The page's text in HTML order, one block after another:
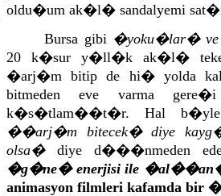
oldu�um ak�l� sandalyemi
Bursa gibi �yoku�lar�
20 k�sur y�ll�k ak�l�
�arj�m bitip de hi� yolda
bitmeden eve varma
k�s�tlam��t�r. Hal
��arj�m bitecek� diye
olsa�diye d���nmeden
�g�ne� enerjisi ile
animasyon filmleri kafamda bir